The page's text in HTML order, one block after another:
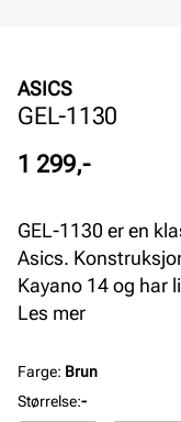
ASICS
GEL-1130
Pris
1 299,-
GEL-1130 er en
Asics.
Kayano 14 og har
slutten av 2000-
komfortabel følelse
Les mer
Farge: Brun
Størrelse:-